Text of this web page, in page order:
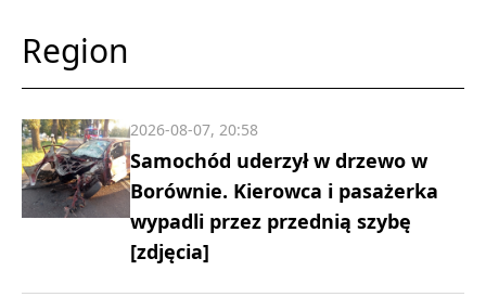
Region
Samochód uderzył w drzewo w
Borównie. Kierowca i pasażerka
wypadli przez przednią szybę
[zdjęcia]
2026-08-07, 20:58